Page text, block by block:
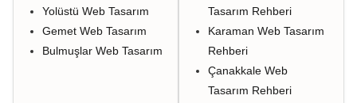
Yolüstü Web Tasarım
Gemet Web Tasarım
Bulmuşlar Web Tasarım
Tasarım Rehberi
Karaman Web Tasarım
Rehberi
Çanakkale Web
Tasarım Rehberi